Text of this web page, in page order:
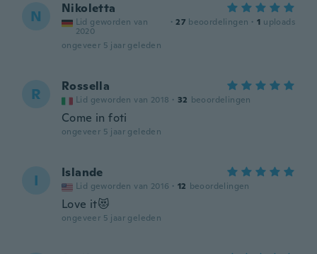
N Nikoletta
Lid geworden van
2020
· 27 beoordelingen · 1 uploads
ongeveer 5 jaar geleden
R Rossella
Lid geworden van 2018 · 32 beoordelingen
Come in foti
ongeveer 5 jaar geleden
I Islande
Lid geworden van 2016 · 12 beoordelingen
Love it😻
ongeveer 5 jaar geleden